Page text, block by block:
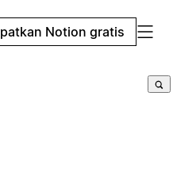
Notion gratis